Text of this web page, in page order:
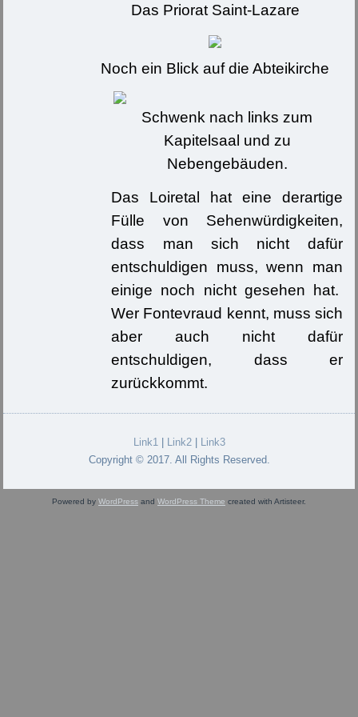
Das Priorat Saint-Lazare
Noch ein Blick auf die Abteikirche
Schwenk nach links zum
Kapitelsaal und zu
Nebengebäuden.
Das Loiretal hat eine derartige
Fülle von Sehenwürdigkeiten,
dass man sich nicht dafür
entschuldigen muss, wenn man
einige noch nicht gesehen hat.
Wer Fontevraud kennt, muss sich
aber auch nicht dafür
entschuldigen, dass er
zurückkommt.
Link1| Link2|
Link3
Copyright © 2017. All Rights Reserved.
Powered by WordPress and WordPress Theme created with Artisteer.